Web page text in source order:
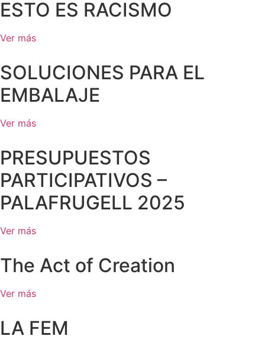
ESTO ES RACISMO
Ver más
SOLUCIONES PARA EL
EMBALAJE
Ver más
PRESUPUESTOS
PARTICIPATIVOS –
PALAFRUGELL 2025
Ver más
The Act of Creation
Ver más
LA FEM